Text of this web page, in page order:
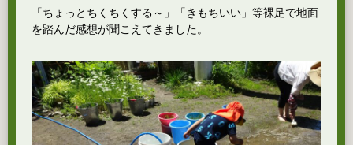
「ちょっとちくちくする～」「きもちいい」等裸足で地面
を踏んだ感想が聞こえてきました。